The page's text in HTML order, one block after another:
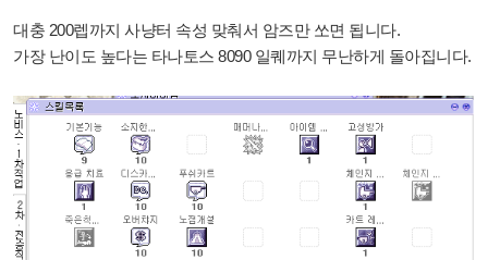
대충 200렙까지 사냥터 속성 맞춰서 암즈만 쏘면 됩니다.
가장 난이도 높다는 타나토스 8090 일퀘까지 무난하게 돌아집니다.